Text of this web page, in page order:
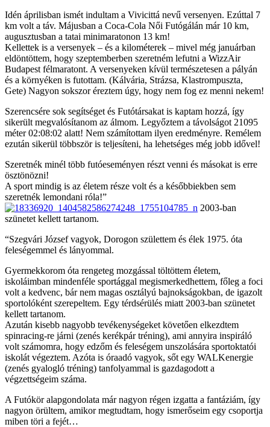
Idén áprilisban ismét indultam a Vivicittá nevű versenyen. Ezúttal 7
km volt a táv. Májusban a Coca-Cola Női Futógálán már 10 km,
augusztusban a tatai minimaratonon 13 km!
Kellettek is a versenyek – és a kilométerek – mivel még januárban
eldöntöttem, hogy szeptemberben szeretném lefutni a WizzAir
Budapest félmaratont. A versenyeken kívül természetesen a pályán
és a környéken is futottam. (Kálvária, Strázsa, Klastrompuszta,
Gete) Nagyon sokszor éreztem úgy, hogy nem fog ez menni nekem!
Szerencsére sok segítséget és Futótársakat is kaptam hozzá, így
sikerült megvalósítanom az álmom. Legyőztem a távolságot 21095
méter 02:08:02 alatt! Nem számítottam ilyen eredményre. Remélem
ezután sikerül többször is teljesíteni, ha lehetséges még jobb idővel!
Szeretnék minél több futóeseményen részt venni és másokat is erre
ösztönözni!
A sport mindig is az életem része volt és a későbbiekben sem
szeretnék lemondani róla!”
2003-ban
szünetet kellett tartanom.
“Szegvári József vagyok, Dorogon születtem és élek 1975. óta
feleségemmel és lányommal.
Gyermekkorom óta rengeteg mozgással töltöttem életem,
iskoláimban mindenféle sportággal megismerkedhettem, főleg a foci
volt a kedvenc, bár nem magas osztályú bajnokságokban, de igazolt
sportolóként szerepeltem. Egy térdsérülés miatt 2003-ban szünetet
kellett tartanom.
Azután kisebb nagyobb tevékenységeket követően elkezdtem
spinracing-re járni (zenés kerékpár tréning), ami annyira inspiráló
volt számomra, hogy edzőm és feleségem unszolására sportoktatói
iskolát végeztem. Azóta is óraadó vagyok, sőt egy WALKenergie
(zenés gyalogló tréning) tanfolyammal is gazdagodott a
végzettségeim száma.
A Futókör alapgondolata már nagyon régen izgatta a fantáziám, így
nagyon örültem, amikor megtudtam, hogy ismerőseim egy csoportja
miben töri a fejét…